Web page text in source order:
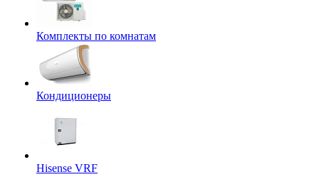
Комплекты по комнатам
Кондиционеры
Hisense VRF